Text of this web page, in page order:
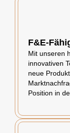
F&E-
Mit unseren
innovativen
neue
Position in